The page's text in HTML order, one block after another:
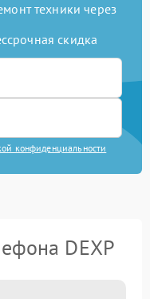
техники через
скидка
конфиденциальности
DEXP